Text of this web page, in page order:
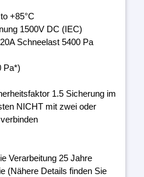
+85°C
1500V DC (IEC)
Schneelast 5400 Pa
Pa*)
1.5 Sicherung im
NICHT mit zwei oder
Verarbeitung 25 Jahre
(Nähere Details finden Sie